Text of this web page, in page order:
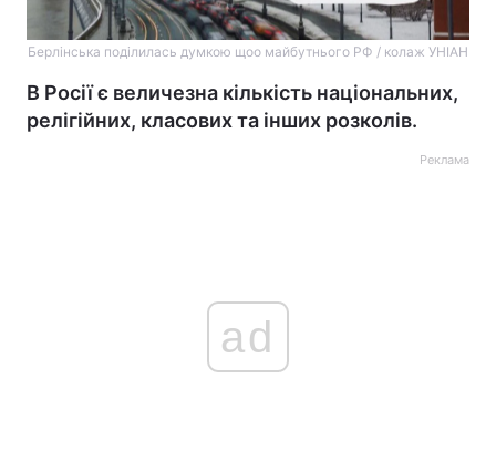
Берлінська поділилась думкою щоо майбутнього РФ / колаж УНІАН
В Росії є величезна кількість національних,
релігійних, класових та інших розколів.
Реклама
ad